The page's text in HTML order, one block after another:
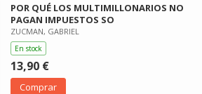
POR QUÉ LOS MULTIMILLONARIOS NO
PAGAN IMPUESTOS SO
ZUCMAN, GABRIEL
En stock
13,90 €
Comprar